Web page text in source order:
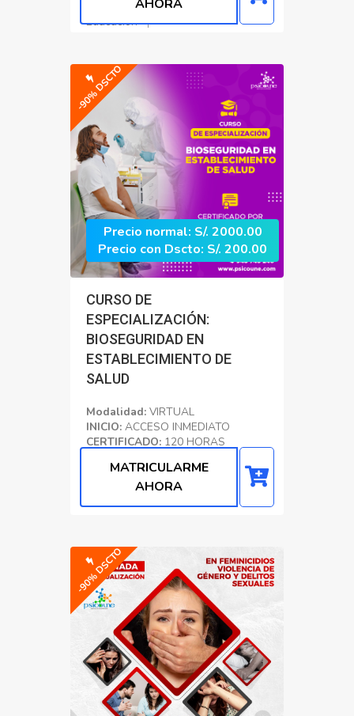
Educacion
AHORA
-90% DSCTO
Precio normal: S/. 2000.00
Precio con Dscto: S/. 200.00
CURSO DE
ESPECIALIZACIÓN:
BIOSEGURIDAD EN
ESTABLECIMIENTO DE
SALUD
Modalidad: VIRTUAL
INICIO: ACCESO INMEDIATO
CERTIFICADO: 120 HORAS
Formación
MATRICULARME
AHORA
-90% DSCTO